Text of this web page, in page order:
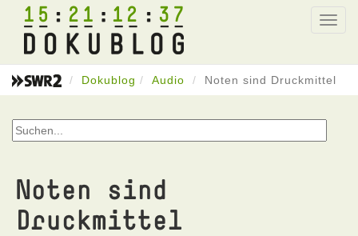
15 21 12 37
Dokublog Audio Noten sind Druckmittel
Noten sind
Druckmittel